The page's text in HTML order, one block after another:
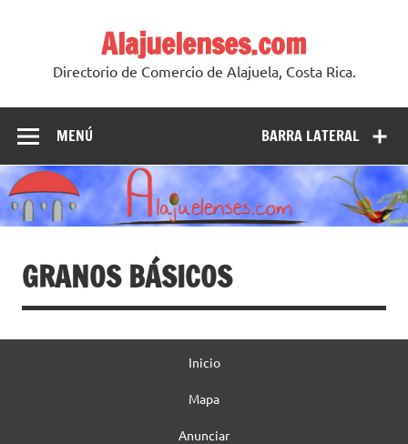
Alajuelenses.com
Directorio de Comercio de Alajuela, Costa Rica.
BARRA LATERAL
MENÚ
GRANOS BÁSICOS
Inicio
Mapa
Anunciar